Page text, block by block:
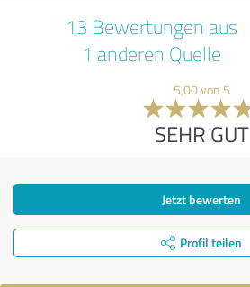
13 Bewertungen aus
1 anderen Quelle
5,00 von 5
SEHR GUT
Jetzt bewerten
Profil teilen